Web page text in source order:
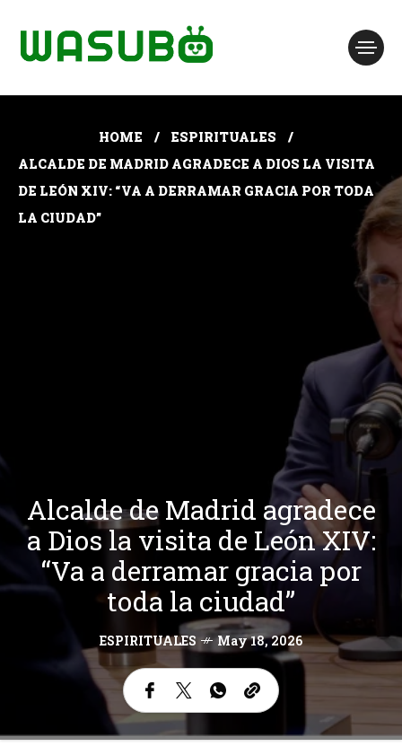
HOME
ESPIRITUALES
ALCALDE DE MADRID AGRADECE A DIOS LA VISITA
DE LEÓN XIV: “VA A DERRAMAR GRACIA POR TODA
LA CIUDAD”
Alcalde de Madrid agradece
a Dios la visita de León XIV:
“Va a derramar gracia por
toda la ciudad”
ESPIRITUALES May 18, 2026